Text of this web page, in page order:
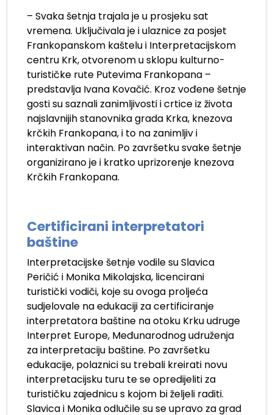
– Svaka šetnja trajala je u prosjeku sat
vremena. Uključivala je i ulaznice za posjet
Frankopanskom kaštelu i Interpretacijskom
centru Krk, otvorenom u sklopu kulturno-
turističke rute Putevima Frankopana –
predstavlja Ivana Kovačić. Kroz vođene šetnje
gosti su saznali zanimljivosti i crtice iz života
najslavnijih stanovnika grada Krka, knezova
krčkih Frankopana, i to na zanimljiv i
interaktivan način. Po završetku svake šetnje
organizirano je i kratko uprizorenje knezova
Krčkih Frankopana.
Certificirani interpretatori
baštine
Interpretacijske šetnje vodile su Slavica
Peričić i Monika Mikolajska, licencirani
turistički vodiči, koje su ovoga proljeća
sudjelovale na edukaciji za certificiranje
interpretatora baštine na otoku Krku udruge
Interpret Europe, Međunarodnog udruženja
za interpretaciju baštine. Po završetku
edukacije, polaznici su trebali kreirati novu
interpretacijsku turu te se opredijeliti za
turističku zajednicu s kojom bi željeli raditi.
Slavica i Monika odlučile su se upravo za grad